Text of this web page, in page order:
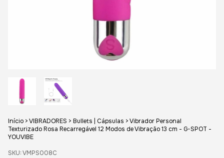
Início >VIBRADORES > Bullets | Cápsulas >Vibrador Personal
Texturizado Rosa Recarregável 12 Modos de Vibração 13 cm - G-SPOT -
YOUVIBE
SKU:VMPS008C